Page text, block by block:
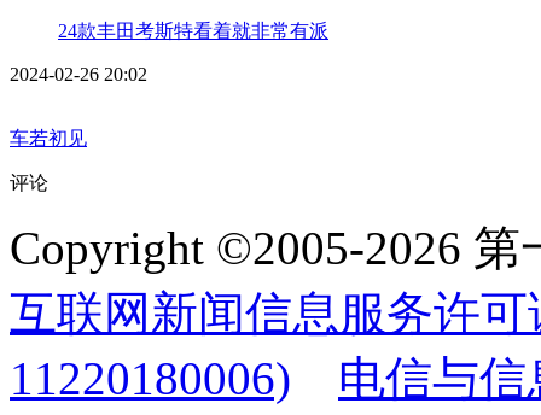
24款丰田考斯特看着就非常有派
2024-02-26 20:02
车若初见
评论
Copyright ©2005-2026
互联网新闻信息服务许
11220180006)
电信与